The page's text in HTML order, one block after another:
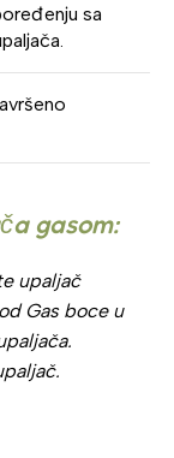
sa
gasom:
upaljač
Gas boce u